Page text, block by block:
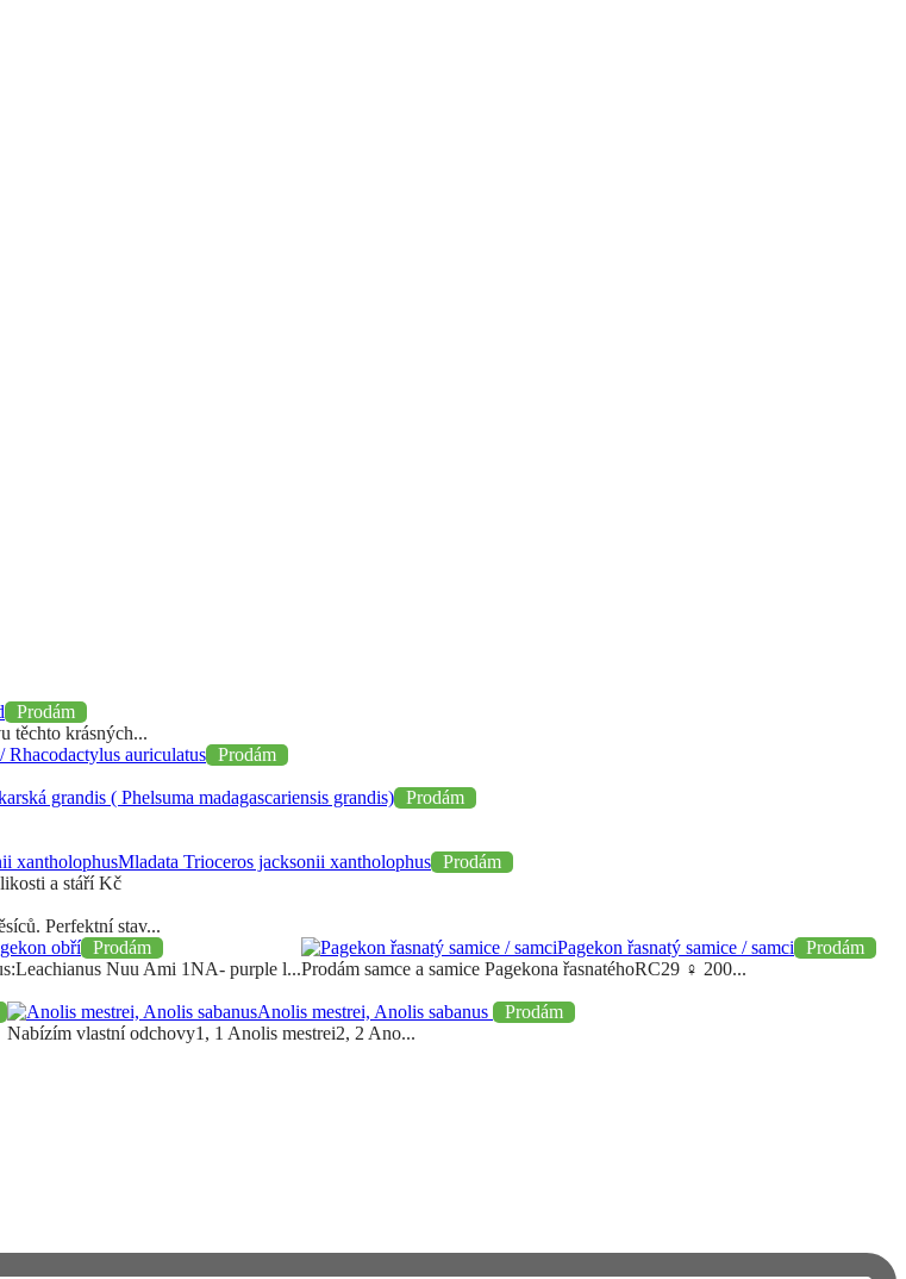
Prodám
těchto krásných...
Rhacodactylus auriculatus Prodám
grandis ( Phelsuma madagascariensis grandis) Prodám
Mladata Trioceros jacksonii xantholophus Prodám
a stáří Kč
Perfektní stav...
obří Prodám
Nuu Ami 1NA- purple l...
Pagekon řasnatý samice / samci
Prodám
Prodám samce a samice Pagekona řasnatéhoRC29 ♀ 200...
Anolis mestrei, Anolis sabanus
Prodám
Nabízím vlastní odchovy1, 1 Anolis mestrei2, 2 Ano...